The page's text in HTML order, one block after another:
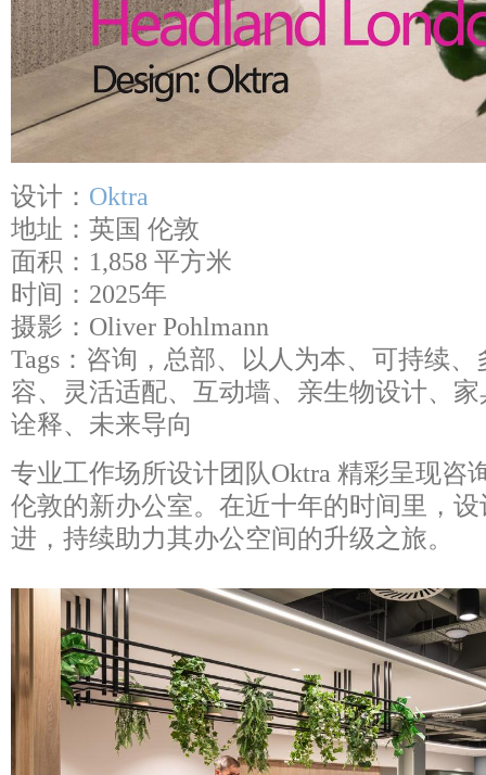
设计： Oktra
地址：英国 伦敦
面积：1,858 平方米
时间：2025年
摄影：Oliver Pohlmann
Tags：咨询，总部、以人为本、可持续
容、灵活适配、互动墙、亲生物设计、
诠释、未来导向
专业工作场所设计团队Oktra 精彩呈现咨
伦敦的新办公室。在近十年的时间里，设
进，持续助力其办公空间的升级之旅。